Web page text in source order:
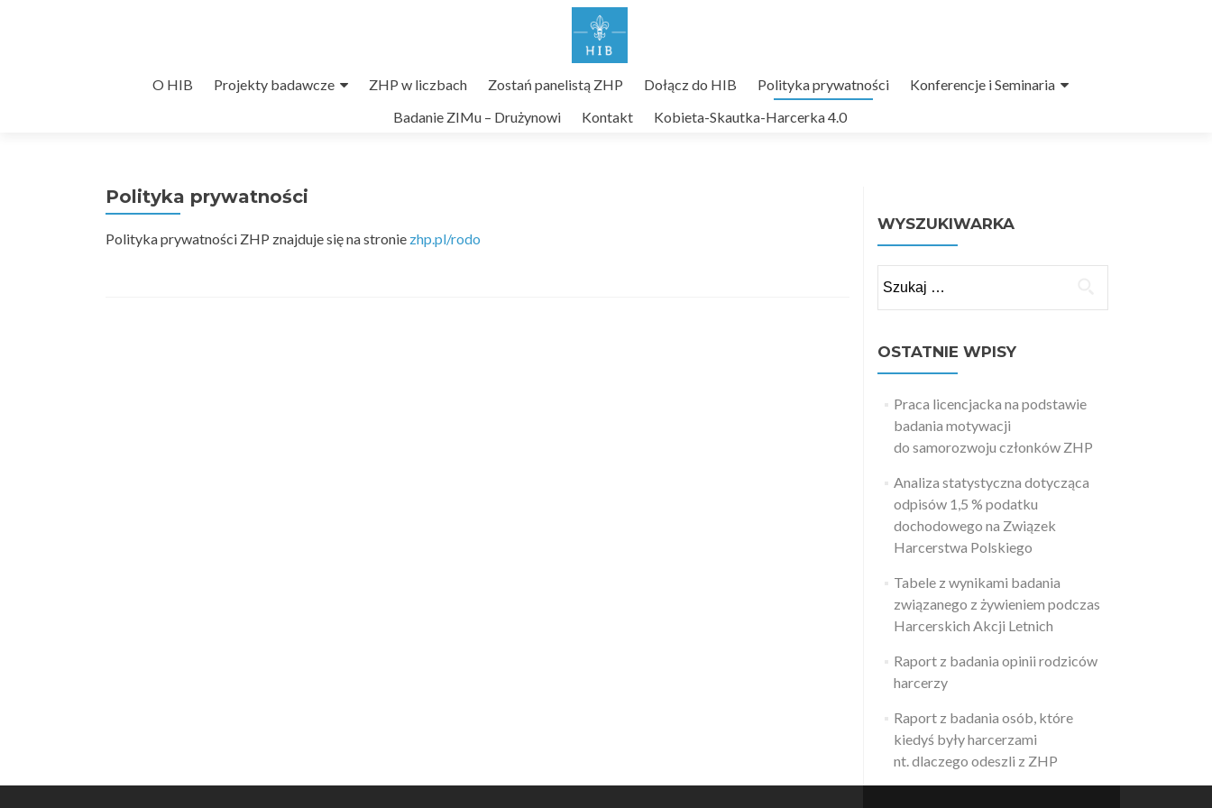
O HIB Projekty badawcze ZHP w liczbach Zostań panelistą ZHP Dołącz do HIB Polityka prywatności
Konferencje i Seminaria
Badanie ZIMu – Drużynowi
Kontakt Kobieta-Skautka-Harcerka 4.0
Polityka prywatności
Polityka prywatności ZHP znajduje się na stronie zhp.pl/rodo
WYSZUKIWARKA
OSTATNIE WPISY
Praca licencjacka na podstawie
badania motywacji
do samorozwoju członków ZHP
Analiza statystyczna dotycząca
odpisów 1,5 % podatku
dochodowego na Związek
Harcerstwa Polskiego
Tabele z wynikami badania
związanego z żywieniem podczas
Harcerskich Akcji Letnich
Raport z badania opinii rodziców
harcerzy
Raport z badania osób, które
kiedyś były harcerzami
nt. dlaczego odeszli z ZHP